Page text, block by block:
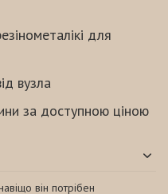
для
вузла
за доступною ціною
він потрібен